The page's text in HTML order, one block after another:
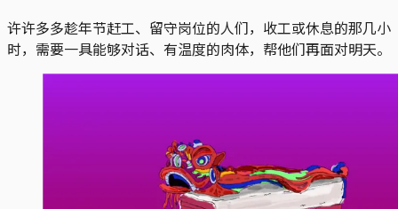
许许多多趁年节赶工、留守岗位的人们，收工或休息的那几小
时，需要一具能够对话、有温度的肉体，帮他们再面对明天。